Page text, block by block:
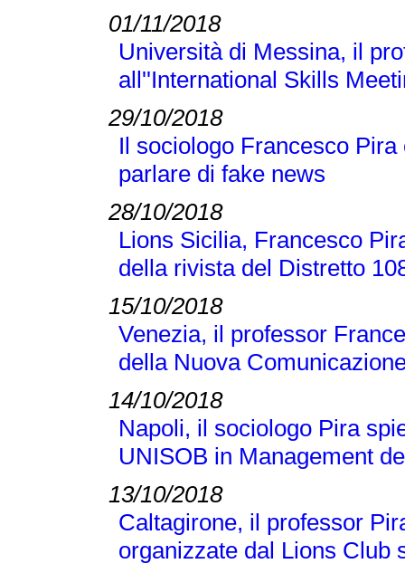
01/11/2018
Università di Messina, il
all''International Skills
29/10/2018
Il sociologo Francesco
parlare di fake news
28/10/2018
Lions Sicilia, Francesco
della rivista del Distretto
15/10/2018
Venezia, il professor
della Nuova
14/10/2018
Napoli, il sociologo Pira
UNISOB in Management
13/10/2018
Caltagirone, il professor
organizzate dal Lions Club